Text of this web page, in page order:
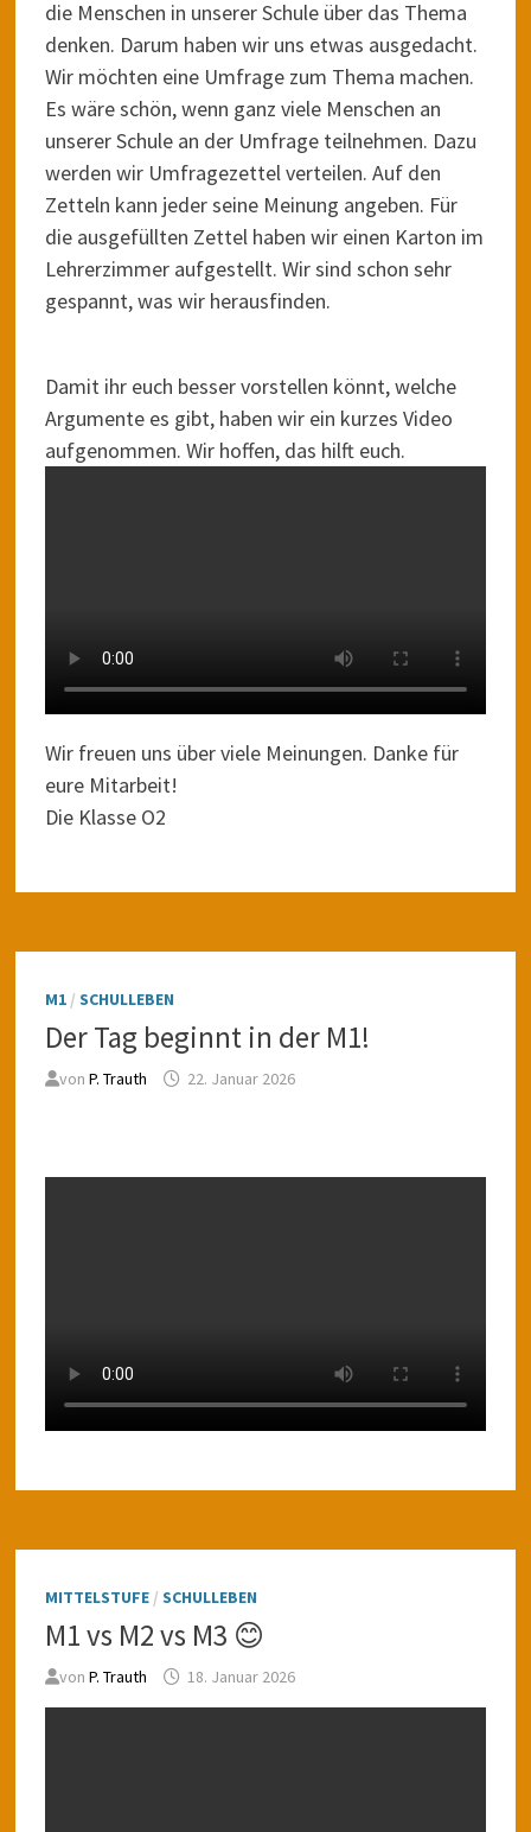
die Menschen in unserer Schule über das Thema
denken. Darum haben wir uns etwas ausgedacht.
Wir möchten eine Umfrage zum Thema machen.
Es wäre schön, wenn ganz viele Menschen an
unserer Schule an der Umfrage teilnehmen. Dazu
werden wir Umfragezettel verteilen. Auf den
Zetteln kann jeder seine Meinung angeben. Für
die ausgefüllten Zettel haben wir einen Karton im
Lehrerzimmer aufgestellt. Wir sind schon sehr
gespannt, was wir herausfinden.
Damit ihr euch besser vorstellen könnt, welche
Argumente es gibt, haben wir ein kurzes Video
aufgenommen. Wir hoffen, das hilft euch.
Wir freuen uns über viele Meinungen. Danke für
eure Mitarbeit!
Die Klasse O2
M1/ SCHULLEBEN
Der Tag beginnt in der M1!
von P. Trauth 22. Januar 2026
MITTELSTUFE/ SCHULLEBEN
M1 vs M2 vs M3 😊
von P. Trauth 18. Januar 2026